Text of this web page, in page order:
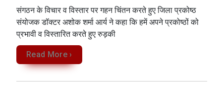
संगठन के विचार व विस्तार पर गहन चिंतन करते हुए जिला प्रकोष्ठ
संयोजक डॉक्टर अशोक शर्मा आर्य ने कहा कि हमें अपने प्रकोष्ठों को
प्रभावी व विस्तारित करते हुए रुड़की
Read More ›